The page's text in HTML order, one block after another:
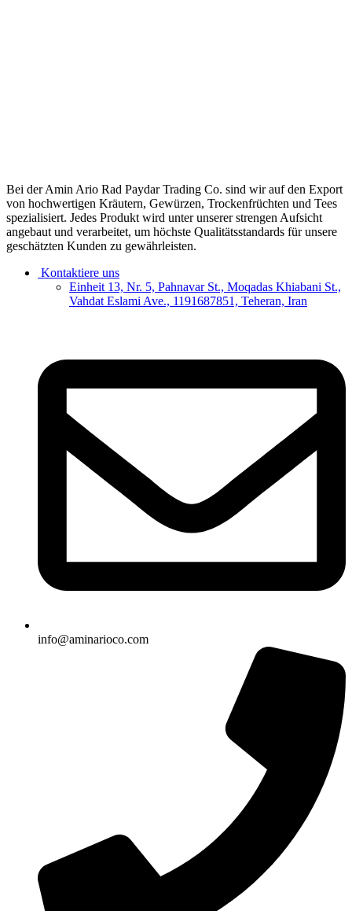
Bei der Amin Ario Rad Paydar Trading Co. sind wir auf den Export
von hochwertigen Kräutern, Gewürzen, Trockenfrüchten und Tees
spezialisiert. Jedes Produkt wird unter unserer strengen Aufsicht
angebaut und verarbeitet, um höchste Qualitätsstandards für unsere
geschätzten Kunden zu gewährleisten.
Kontaktiere uns
Einheit 13, Nr. 5, Pahnavar St., Moqadas Khiabani St.,
Vahdat Eslami Ave., 1191687851, Teheran, Iran
info@aminarioco.com